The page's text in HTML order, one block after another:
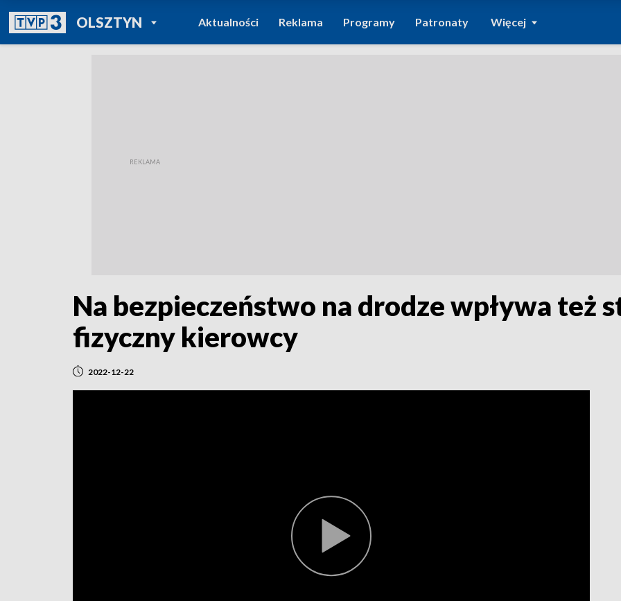
OLSZTYNPOWRÓT DO
TVP REGIONY
Aktualności Reklama Programy Patronaty Więcej
Na bezpieczeństwo na drodze wpływa też
fizyczny kierowcy
2022-12-22